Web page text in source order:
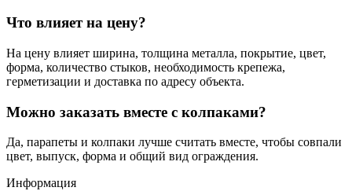
Что влияет на цену?
На цену влияет ширина, толщина металла, покрытие, цвет,
форма, количество стыков, необходимость крепежа,
герметизации и доставка по адресу объекта.
Можно заказать вместе с колпаками?
Да, парапеты и колпаки лучше считать вместе, чтобы совпали
цвет, выпуск, форма и общий вид ограждения.
Информация